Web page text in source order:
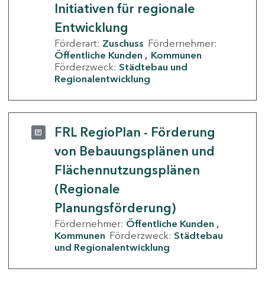
Initiativen für regionale
Entwicklung
Förderart: Zuschuss Fördernehmer:
Öffentliche Kunden
Kommunen
Förderzweck: Städtebau und
Regionalentwicklung
FRL RegioPlan - Förderung
von Bebauungsplänen und
Flächennutzungsplänen
(Regionale
Planungsförderung)
Fördernehmer: Öffentliche Kunden
Kommunen Förderzweck: Städtebau
und Regionalentwicklung